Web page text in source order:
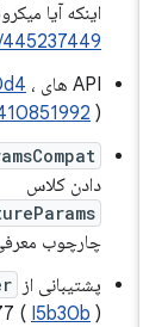
اینکه آیا
،b/445237449
API های
،
b/410851992
دادن کلاس
چارچوب
پشتیبانی از
(I5b30b